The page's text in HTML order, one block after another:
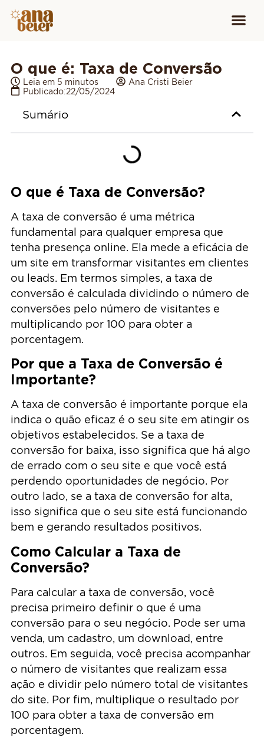
O que é: Taxa de Conversão
Leia em 5 minutos
Ana Cristi Beier
Publicado:22/05/2024
Sumário
O que é Taxa de Conversão?
A taxa de conversão é uma métrica
fundamental para qualquer empresa que
tenha presença online. Ela mede a eficácia de
um site em transformar visitantes em clientes
ou leads. Em termos simples, a taxa de
conversão é calculada dividindo o número de
conversões pelo número de visitantes e
multiplicando por 100 para obter a
porcentagem.
Por que a Taxa de Conversão é
Importante?
A taxa de conversão é importante porque ela
indica o quão eficaz é o seu site em atingir os
objetivos estabelecidos. Se a taxa de
conversão for baixa, isso significa que há algo
de errado com o seu site e que você está
perdendo oportunidades de negócio. Por
outro lado, se a taxa de conversão for alta,
isso significa que o seu site está funcionando
bem e gerando resultados positivos.
Como Calcular a Taxa de
Conversão?
Para calcular a taxa de conversão, você
precisa primeiro definir o que é uma
conversão para o seu negócio. Pode ser uma
venda, um cadastro, um download, entre
outros. Em seguida, você precisa acompanhar
o número de visitantes que realizam essa
ação e dividir pelo número total de visitantes
do site. Por fim, multiplique o resultado por
100 para obter a taxa de conversão em
porcentagem.